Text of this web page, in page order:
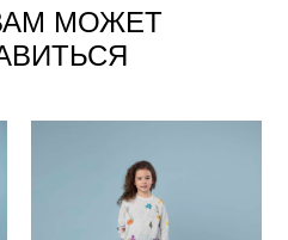
МОЖЕТ